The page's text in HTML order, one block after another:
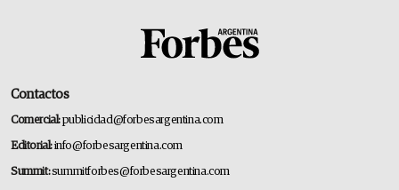
Contactos
Comercial:publicidad@forbesargentina.com
Editorial:info@forbesargentina.com
Summit:summitforbes@forbesargentina.com